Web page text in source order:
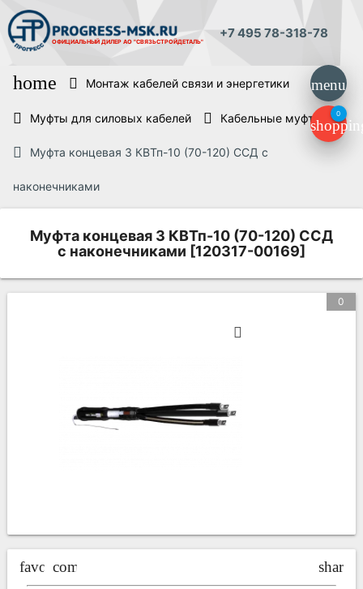
ОФИЦИАЛЬНЫЙ ДИЛЕР АО "СВЯЗЬСТРОЙДЕТАЛЬ"
+7 495 78-318-78
menu
0
home Монтаж кабелей связи и энергетики
Муфты для силовых кабелей Кабельные муфты
Муфта концевая 3 КВТп-10 (70-120) ССД с
наконечниками
Муфта концевая 3 КВТп-10 (70-120) ССД
с наконечниками [120317-00169]
0
favorite_border
compare_arrows share